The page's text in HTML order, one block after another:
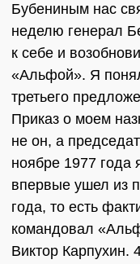
Бубениным нас
неделю генерал
к себе и
«Альфой». Я
третьего
Приказ о моем
не он, а
ноябре 1977 года
впервые ушел из
года, то есть
командовал
Виктор Карпухин.